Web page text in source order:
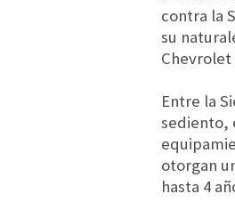
contra la
su
Chevrolet
Entre la
sediento,
otorgan
hasta 4